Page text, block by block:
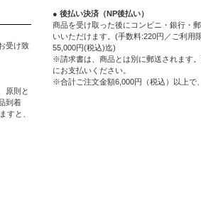
受け致
原則と
到着
すと、
● 後払い決済（NP後払い）
商品を受け取った後にコンビニ・銀行・
いいただけます。(手数料:220円／ご利用
55,000円(税込)迄)
※請求書は、商品とは別に郵送されます
にお支払いください。
※合計ご注文金額6,000円（税込）以上で